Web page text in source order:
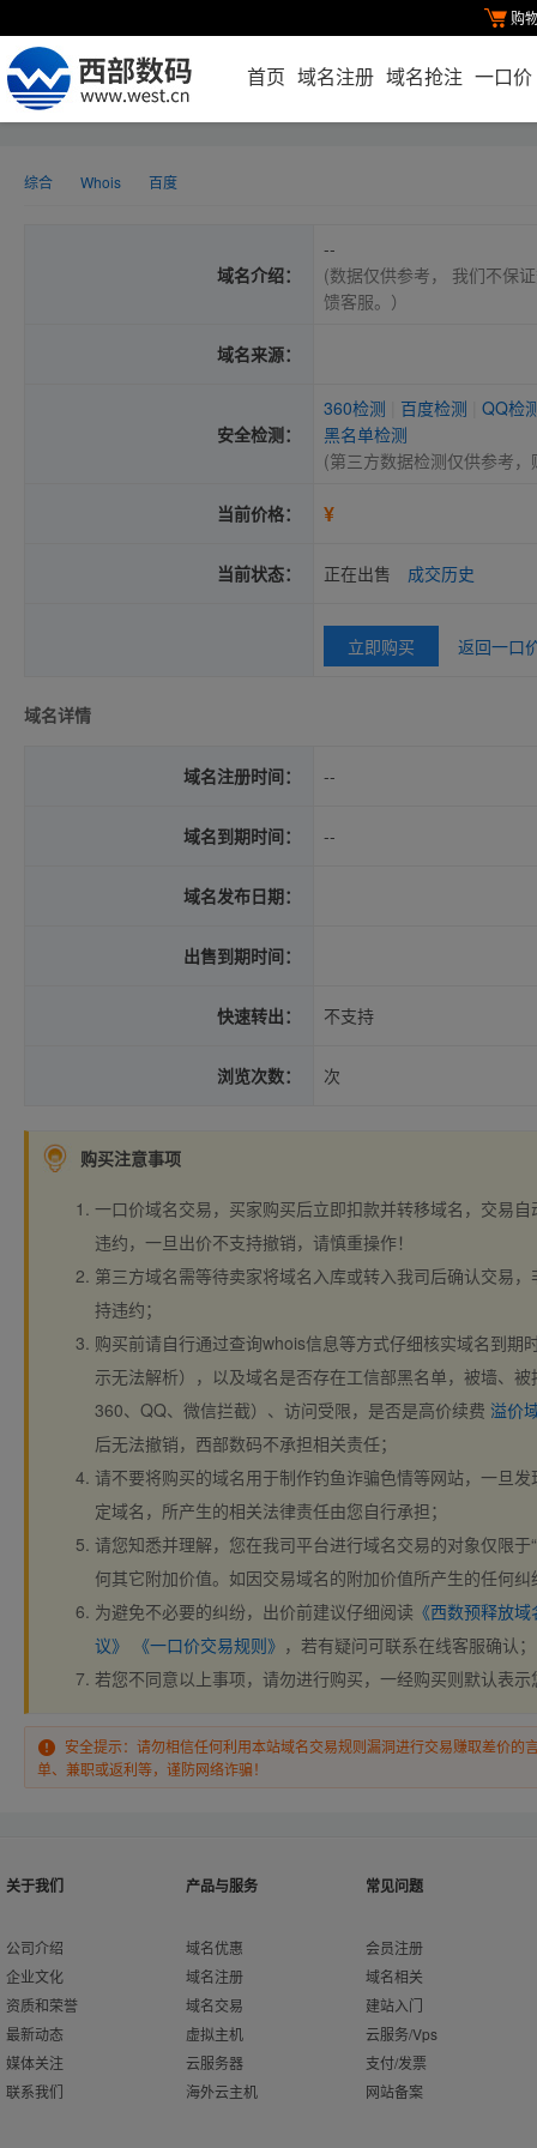
购
首页 域名注册 域名抢注 一口价
综合 Whois 百度
域名介绍：
--
(数据仅供参考， 我们不保
馈客服。）
域名来源：
安全检测：
360检测 百度检测
QQ检
黑名单检测
(第三方数据检测仅供参考
当前价格： ¥
当前状态： 正在出售 成交历史
立即购买 返回一口
域名详情
域名注册时间： --
域名到期时间： --
域名发布日期：
出售到期时间：
快速转出： 不支持
浏览次数： 次
购买注意事项
一口价域名交易，买家购买后立即扣款并转移域名，交易
违约，一旦出价不支持撤销，请慎重操作！
第三方域名需等待卖家将域名入库或转入我司后确认交易
持违约；
购买前请自行通过查询whois信息等方式仔细核实域名到期
示无法解析），以及域名是否存在工信部黑名单，被墙、
360、QQ、微信拦截）、访问受限，是否是高价续费 溢价
后无法撤销，西部数码不承担相关责任；
请不要将购买的域名用于制作钓鱼诈骗色情等网站，一旦
定域名，所产生的相关法律责任由您自行承担；
请您知悉并理解，您在我司平台进行域名交易的对象仅限于
何其它附加价值。如因交易域名的附加价值所产生的任何
为避免不必要的纠纷，出价前建议仔细阅读 《西数预释放
议》
《一口价交易规则》 ，若有疑问可联系在线客服确认；
若您不同意以上事项，请勿进行购买，一经购买则默认表
安全提示：请勿相信任何利用本站域名交易规则漏洞进行交易赚取差价的
单、兼职或返利等，谨防网络诈骗！
关于我们
公司介绍
企业文化
资质和荣誉
最新动态
媒体关注
联系我们
产品与服务
域名优惠
域名注册
域名交易
虚拟主机
云服务器
海外云主机
常见问题
会员注册
域名相关
建站入门
云服务/Vps
支付/发票
网站备案